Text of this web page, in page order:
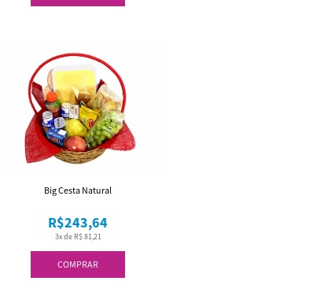
COMPRAR
3x de R$ 81,21
R$243,64
Big Cesta Natural